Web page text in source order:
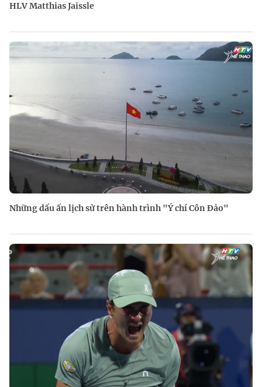
HLV Matthias Jaissle
Những dấu ấn lịch sử trên hành trình "Ý chí Côn Đảo"